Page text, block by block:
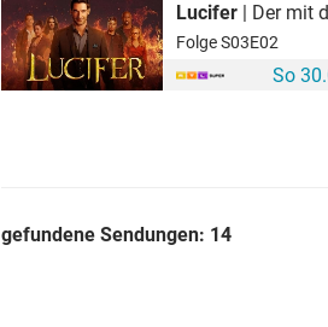
Lucifer | Der mit
Folge S03E02
So
gefundene Sendungen: 14